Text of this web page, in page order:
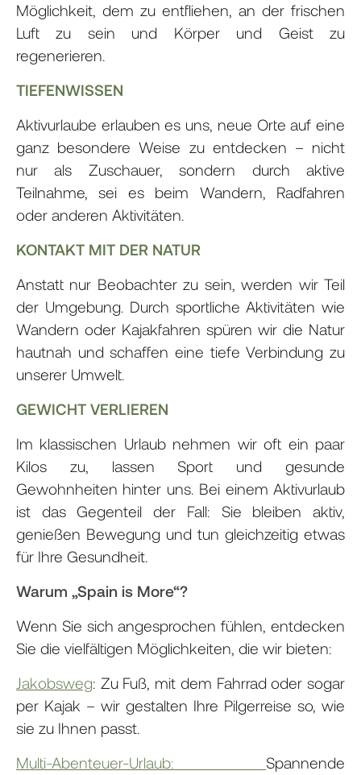
Möglichkeit, dem zu entfliehen, an der frischen
Luft zu sein und Körper und Geist zu
regenerieren.
TIEFENWISSEN
Aktivurlaube erlauben es uns, neue Orte auf eine
ganz besondere Weise zu entdecken – nicht
nur als Zuschauer, sondern durch aktive
Teilnahme, sei es beim Wandern, Radfahren
oder anderen Aktivitäten.
KONTAKT MIT DER NATUR
Anstatt nur Beobachter zu sein, werden wir Teil
der Umgebung. Durch sportliche Aktivitäten wie
Wandern oder Kajakfahren spüren wir die Natur
hautnah und schaffen eine tiefe Verbindung zu
unserer Umwelt.
GEWICHT VERLIEREN
Im klassischen Urlaub nehmen wir oft ein paar
Kilos zu, lassen Sport und gesunde
Gewohnheiten hinter uns. Bei einem Aktivurlaub
ist das Gegenteil der Fall: Sie bleiben aktiv,
genießen Bewegung und tun gleichzeitig etwas
für Ihre Gesundheit.
Warum „Spain is More“?
Wenn Sie sich angesprochen fühlen, entdecken
Sie die vielfältigen Möglichkeiten, die wir bieten:
Jakobsweg: Zu Fuß, mit dem Fahrrad oder sogar
per Kajak – wir gestalten Ihre Pilgerreise so, wie
sie zu Ihnen passt.
Multi-Abenteuer-Urlaub: Spannende